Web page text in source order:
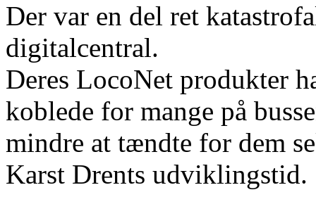
Der var en del ret
digitalcentral.
Deres LocoNet produkter
koblede for mange på
mindre at tændte for dem
Karst Drents udviklingstid.